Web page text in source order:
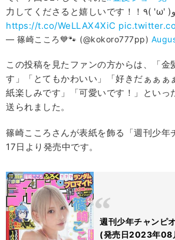
https://t.co/WeLLAX4XiC
— 篠崎こころ💙🐾 (@kokoro777pp)
この投稿を見たファンの方からは、「金
す」「とてもかわいい」「好きだぁぁぁ
紙楽しみです」「可愛いです！」といっ
送られました。
篠崎こころさんが表紙を飾る「週刊少年
17日より発売中です。
週刊少年チャンピ
(発売日2023年08